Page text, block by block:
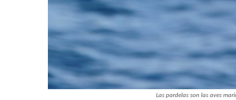
Las pardelas son las aves